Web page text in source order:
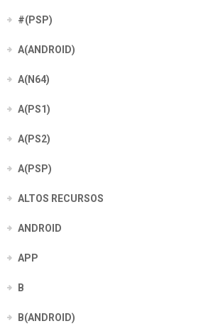
#(PSP)
A(ANDROID)
A(N64)
A(PS1)
A(PS2)
A(PSP)
ALTOS RECURSOS
ANDROID
APP
B
B(ANDROID)